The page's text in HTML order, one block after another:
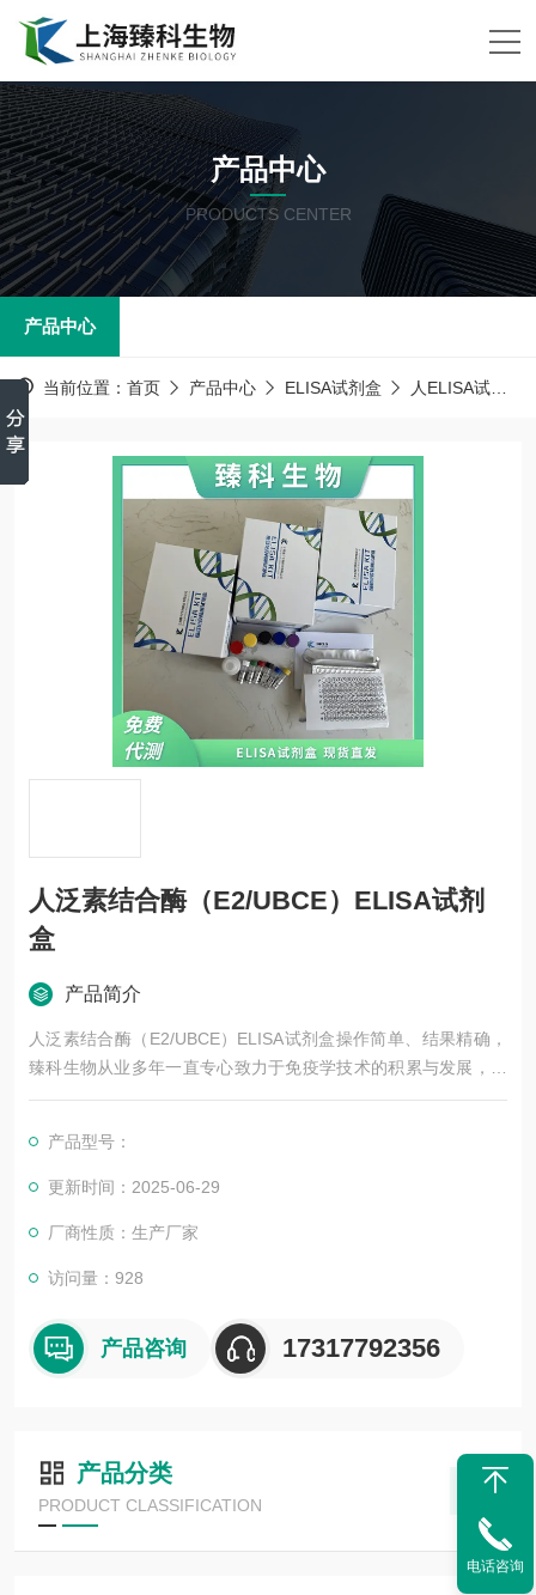
产品中心
PRODUCTS CENTER
产品中心
当前位置： 首页 产品中心 ELISA试剂盒 人ELISA试剂盒
人泛素结合酶（E2/UBCE）ELISA试剂
盒
产品简介
人泛素结合酶（E2/UBCE）ELISA试剂盒操作简单、结果精确，
臻科生物从业多年一直专心致力于免疫学技术的积累与发展，以
其优质的产品质量与专业的技术服务，赢得业内广大人士的认
作关系，共同努力合作共赢。
产品型号：
更新时间：2025-06-29
厂商性质：生产厂家
访问量：928
产品咨询 17317792356
产品分类
PRODUCT CLASSIFICATION
电话咨询